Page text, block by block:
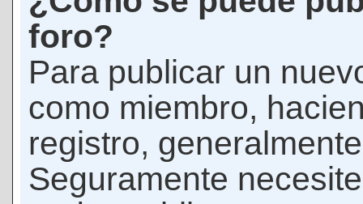
foro?
Para publicar un
como miembro,
registro,
Seguramente